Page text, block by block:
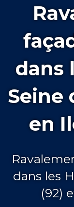
dans
Seine
en
dans les
(92)